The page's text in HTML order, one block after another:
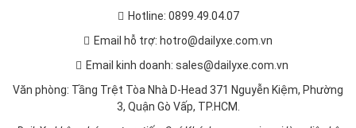
Hotline: 0899.49.04.07
Email hỗ trợ: hotro@dailyxe.com.vn
Email kinh doanh: sales@dailyxe.com.vn
Văn phòng: Tầng Trệt Tòa Nhà D-Head 371 Nguyễn Kiệm, Phường
3, Quận Gò Vấp, TP.HCM.